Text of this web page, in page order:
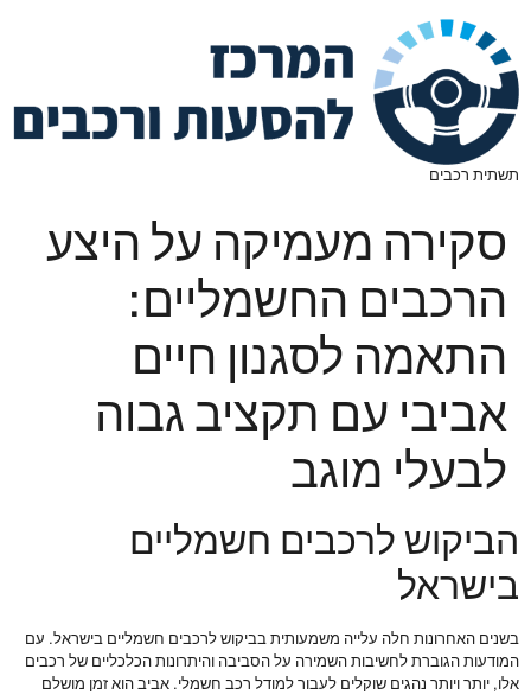
תשתית רכבים
סקירה מעמיקה על היצע
הרכבים החשמליים:
התאמה לסגנון חיים
אביבי עם תקציב גבוה
לבעלי מוגב
הביקוש לרכבים חשמליים
בישראל
בשנים האחרונות חלה עלייה משמעותית בביקוש לרכבים חשמליים בישראל. עם
המודעות הגוברת לחשיבות השמירה על הסביבה והיתרונות הכלכליים של רכבים
אלו, יותר ויותר נהגים שוקלים לעבור למודל רכב חשמלי. אביב הוא זמן מושלם